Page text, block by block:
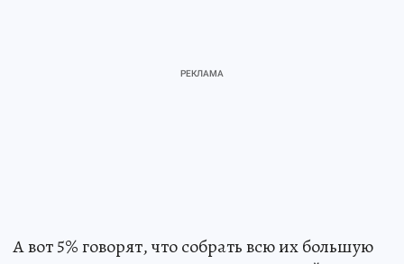
А вот 5% говорят, что собрать всю их большую